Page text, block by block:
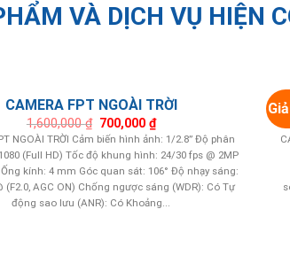
VÀ DỊCH VỤ HIỆN
CAMERA FPT NGOÀI TRỜI
1,600,000₫ Giá
gốc
là:
1,600,000 ₫.
700,000₫Giá
hiện
tại
là:
700,000 ₫.
NGOÀI TRỜI Cảm biến hình ảnh: 1/2.8” Độ phân
(Full HD) Tốc độ khung hình: 24/30 fps @ 2MP
Ống kính: 4 mm Góc quan sát: 106° Độ nhạy sáng:
(F2.0, AGC ON) Chống ngược sáng (WDR): Có Tự
động sao lưu (ANR): Có Khoảng...